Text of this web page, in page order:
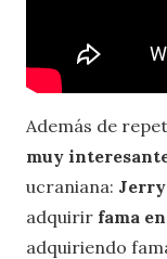
Además de
muy
ucraniana:
adquirir fama
adquiriendo